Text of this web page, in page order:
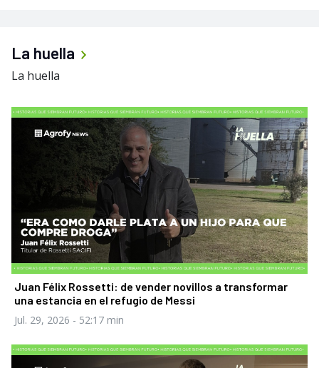
La huella
La huella
Juan Félix Rossetti: de vender novillos a transformar
una estancia en el refugio de Messi
Jul. 29, 2026 - 52:17 min